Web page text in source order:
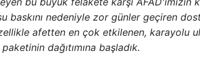
su baskını nedeniyle zor günler geçiren
afetten en çok etkilenen, karayolu
dağıtımına başladık.